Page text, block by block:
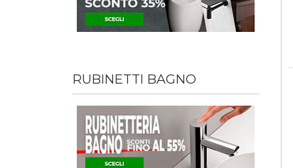
RUBINETTI BAGNO